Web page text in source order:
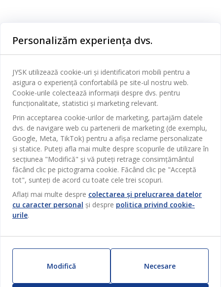
Birou
Sufragerie
Bucătărie
Depozitare
Perdele
Grădină
Pentru casă
Outlet
Produse noi
ZILNIC PREȚ MIC
Contact Relații Clienți
Magazine și program
Broșură
Termeni si conditii vânzări online
Garantia prețului
Garanția Produselor
Politica de confidentialitate
Card cadou
Reclamații
JYSK
Despre JYSK
JYSK.com
Presă
Locuri de muncă
Newsletter
Inspirație
SEDIU CENTRAL
TAROL-DD S.R.L. str. Jubiliara, 41A mun. Chișinău, Republica
Moldova
JYSK BUSINESS TO BUSINESS
Vânzări și relații clienți persoane juridice
Telefon: 060 531 531
E-mail: jysk@jysk.md
JYSK RELAȚII CLIENȚI
Contact Relații Clienți
Telefon: 022 022 030
E-mail: support@jysk.md
Urmărește Jysk
Personalizăm experiența dvs.
JYSK utilizează cookie-uri și identificatori mobili pentru a
asigura o experiență confortabilă pe site-ul nostru web.
Cookie-urile colectează informații despre dvs. pentru
funcționalitate, statistici și marketing relevant.
Prin acceptarea cookie-urilor de marketing, partajăm datele
dvs. de navigare web cu partenerii de marketing (de exemplu,
Google, Meta, TikTok) pentru a afișa reclame personalizate
și statice. Puteți afla mai multe despre scopurile de utilizare în
secțiunea "Modifică" și vă puteți retrage consimțământul
făcând clic pe pictograma cookie. Făcând clic pe "Acceptă
tot", sunteți de acord cu toate cele trei scopuri.
Aflați mai multe despre colectarea și prelucrarea datelor
cu caracter personal și despre politica privind cookie-
urile.
Modifică Necesare